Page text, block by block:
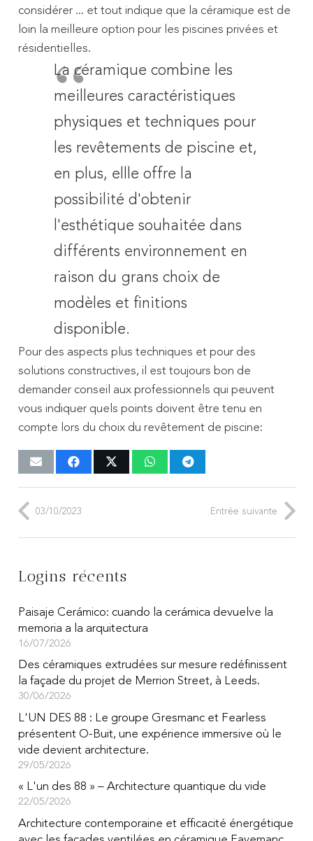
considérer ... et tout indique que la céramique est de
loin la meilleure option pour les piscines privées et
résidentielles.
La céramique combine les
meilleures caractéristiques
physiques et techniques pour
les revêtements de piscine et,
en plus, ellle offre la
possibilité d'obtenir
l'esthétique souhaitée dans
différents environnement en
raison du grans choix de
modèles et finitions
disponible.
Pour des aspects plus techniques et pour des
solutions constructives, il est toujours bon de
demander conseil aux professionnels qui peuvent
vous indiquer quels points doivent être tenu en
compte lors du choix du revêtement de piscine:
03/10/2023 Entrée suivante
Logins récents
Paisaje Cerámico: cuando la cerámica devuelve la
memoria a la arquitectura
16/07/2026
Des céramiques extrudées sur mesure redéfinissent
la façade du projet de Merrion Street, à Leeds.
30/06/2026
L'UN DES 88 : Le groupe Gresmanc et Fearless
présentent O-Buit, une expérience immersive où le
vide devient architecture.
29/05/2026
« L'un des 88 » – Architecture quantique du vide
22/05/2026
Architecture contemporaine et efficacité énergétique